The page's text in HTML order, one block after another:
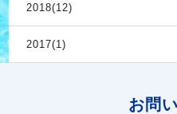
2018(12)
2017(1)
お問